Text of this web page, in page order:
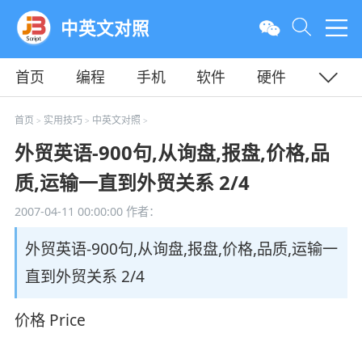
中英文对照
首页 编程 手机 软件
硬件
教程
平面 服务器
首页 > 实用技巧 > 中英文对照 >
外贸英语-900句,从询盘,报盘,价格,品
质,运输一直到外贸关系 2/4
2007-04-11 00:00:00作者：
外贸英语-900句,从询盘,报盘,价格,品质,运输一
直到外贸关系 2/4
价格 Price